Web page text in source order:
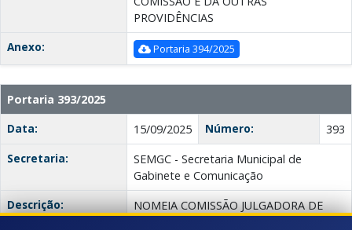
PROVIDÊNCIAS
Anexo:
Portaria 394/2025
Portaria 393/2025
Data:
15/09/2025 Número:
393
Secretaria:
SEMGC - Secretaria Municipal de
Gabinete e Comunicação
Descrição:
NOMEIA COMISSÃO JULGADORA DE